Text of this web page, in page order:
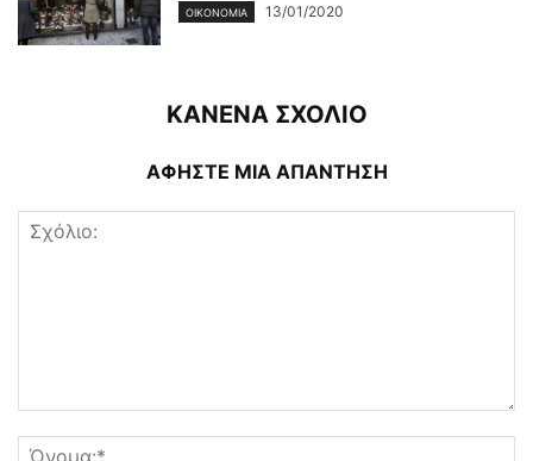
ΟΙΚΟΝΟΜΊΑ 13/01/2020
ΚΑΝΕΝΑ ΣΧΟΛΙΟ
ΑΦΗΣΤΕ ΜΙΑ ΑΠΑΝΤΗΣΗ